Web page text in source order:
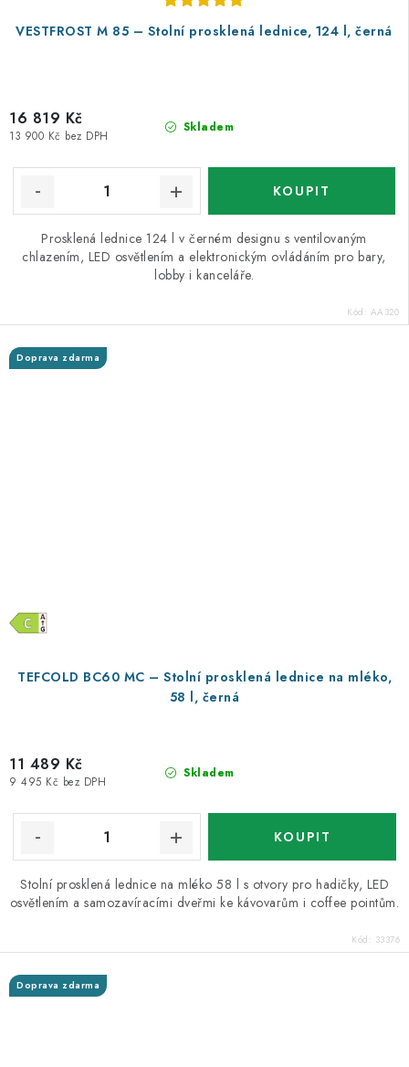
VESTFROST M 85 – Stolní prosklená lednice, 124 l, černá
Skladem
13 900 Kč bez DPH
16 819 Kč
Prosklená lednice 124 l v černém designu s ventilovaným
chlazením, LED osvětlením a elektronickým ovládáním pro bary,
lobby i kanceláře.
Kód: AA320
TEFCOLD BC60 MC – Stolní prosklená lednice na mléko,
58 l, černá
Doprava zdarma
Skladem
9 495 Kč bez DPH
11 489 Kč
Stolní prosklená lednice na mléko 58 l s otvory pro hadičky, LED
osvětlením a samozavíracími dveřmi ke kávovarům i coffee pointům.
Kód: 33376
Doprava zdarma